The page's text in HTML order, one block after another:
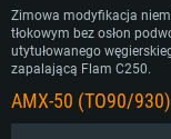
Zimowa modyfikacja
tłokowym bez osłon
utytułowanego
zapalającą Flam C250.
AMX-50 (TO90/930)